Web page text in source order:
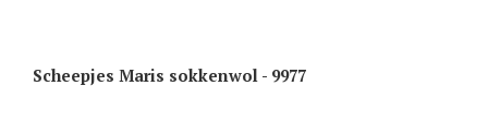
Scheepjes Maris sokkenwol - 9977